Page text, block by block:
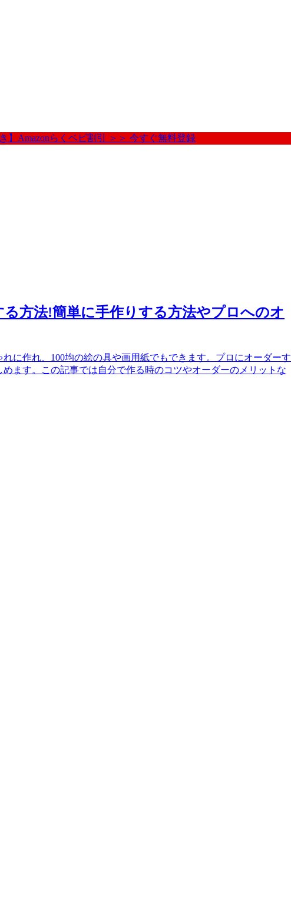
】Amazonらくベビ割引 ＞＞ 今すぐ無料登録
方法!簡単に手作りする方法やプロへのオ
に作れ、100均の絵の具や画用紙でもできます。プロにオーダーす
ます。この記事では自分で作る時のコツやオーダーのメリットな